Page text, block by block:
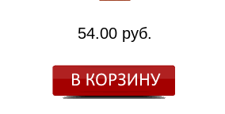
54.00 руб.